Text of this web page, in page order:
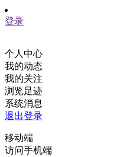
登录
个人中心
我的动态
我的关注
浏览足迹
系统消息
退出登录
移动端
访问手机端